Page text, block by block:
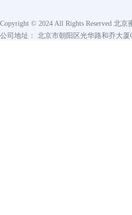
Copyright © 2024 All Rights Reserved 北京
公司地址： 北京市朝阳区光华路和乔大厦